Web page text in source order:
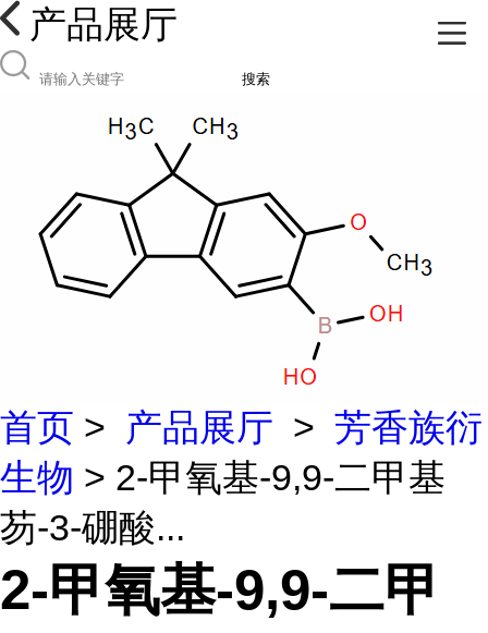
产品展厅
搜索
首页 > 产品展厅 > 芳香族衍
生物 > 2-甲氧基-9,9-二甲基
芴-3-硼酸...
2-甲氧基-9,9-二甲